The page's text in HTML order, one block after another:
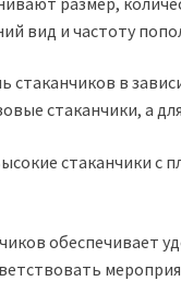
вид и частоту
стаканчиков в
стаканчики, а
стаканчики
обеспечивает